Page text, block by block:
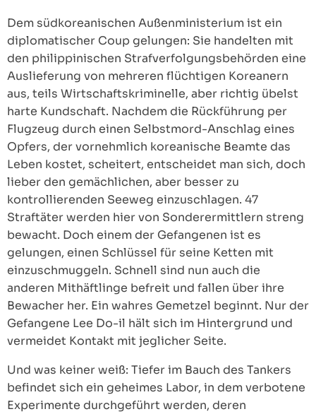
Dem südkoreanischen Außenministerium ist ein
diplomatischer Coup gelungen: Sie handelten mit
den philippinischen Strafverfolgungsbehörden eine
Auslieferung von mehreren flüchtigen Koreanern
aus, teils Wirtschaftskriminelle, aber richtig übelst
harte Kundschaft. Nachdem die Rückführung per
Flugzeug durch einen Selbstmord-Anschlag eines
Opfers, der vornehmlich koreanische Beamte das
Leben kostet, scheitert, entscheidet man sich, doch
lieber den gemächlichen, aber besser zu
kontrollierenden Seeweg einzuschlagen. 47
Straftäter werden hier von Sonderermittlern streng
bewacht. Doch einem der Gefangenen ist es
gelungen, einen Schlüssel für seine Ketten mit
einzuschmuggeln. Schnell sind nun auch die
anderen Mithäftlinge befreit und fallen über ihre
Bewacher her. Ein wahres Gemetzel beginnt. Nur der
Gefangene Lee Do-il hält sich im Hintergrund und
vermeidet Kontakt mit jeglicher Seite.
Und was keiner weiß: Tiefer im Bauch des Tankers
befindet sich ein geheimes Labor, in dem verbotene
Experimente durchgeführt werden, deren